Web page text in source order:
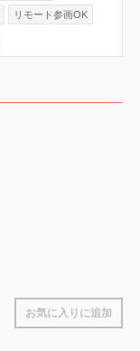
リモート参画OK
お気に入りに追加